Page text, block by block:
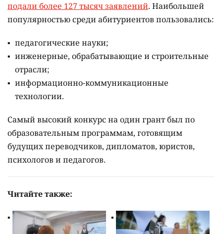
подали более 127 тысяч заявлений. Наибольшей
популярностью среди абитуриентов пользовались:
педагогические науки;
инженерные, обрабатывающие и строительные
отрасли;
информационно-коммуникационные
технологии.
Самый высокий конкурс на один грант был по
образовательным программам, готовящим
будущих переводчиков, дипломатов, юристов,
психологов и педагогов.
Читайте также: